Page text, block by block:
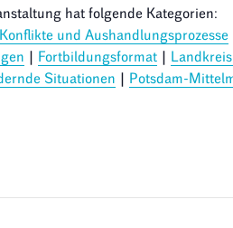
hat folgende Kategorien:
Konflikte und Aushandlungsprozesse
| Fortbildungsformat |
Situationen | Potsdam-